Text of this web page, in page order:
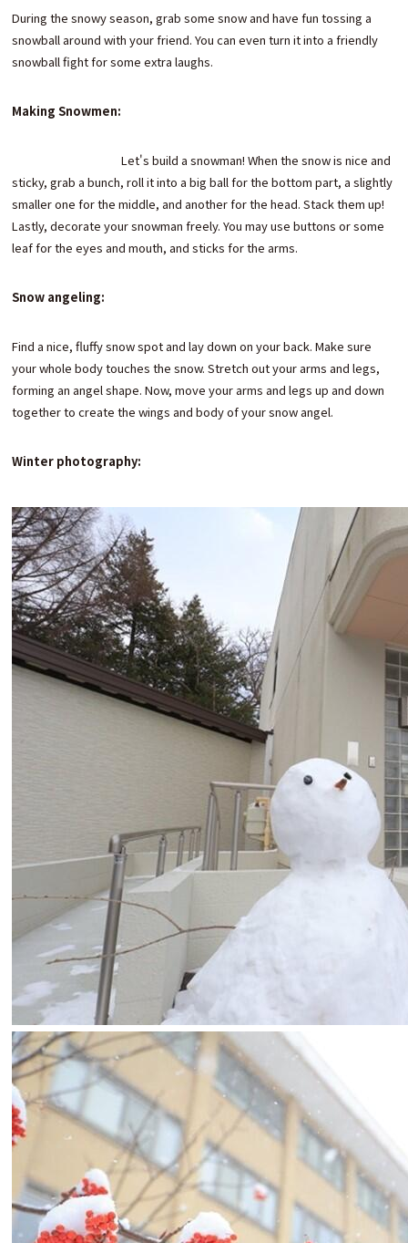
During the snowy season, grab some snow and have fun tossing a
snowball around with your friend. You can even turn it into a friendly
snowball fight for some extra laughs.
Making Snowmen:
Let's build a snowman! When the snow is nice and
sticky, grab a bunch, roll it into a big ball for the bottom part, a slightly
smaller one for the middle, and another for the head. Stack them up!
Lastly, decorate your snowman freely. You may use buttons or some
leaf for the eyes and mouth, and sticks for the arms.
Snow angeling:
Find a nice, fluffy snow spot and lay down on your back. Make sure
your whole body touches the snow. Stretch out your arms and legs,
forming an angel shape. Now, move your arms and legs up and down
together to create the wings and body of your snow angel.
Winter photography: